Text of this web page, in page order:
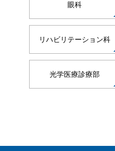
眼科
リハビリテーション科
光学医療診療部